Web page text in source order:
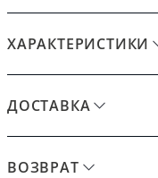
ХАРАКТЕРИСТИКИ
ДОСТАВКА
ВОЗВРАТ